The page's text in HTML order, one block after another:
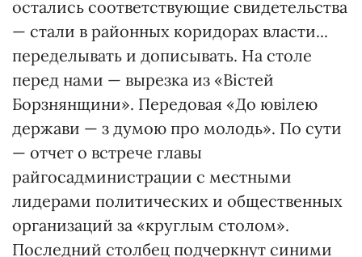
остались соответствующие свидетельства
— стали в районных коридорах власти...
переделывать и дописывать. На столе
перед нами — вырезка из «Вістей
Борзнянщини». Передовая «До ювілею
держави — з думою про молодь». По сути
— отчет о встрече главы
райгосадминистрации с местными
лидерами политических и общественных
организаций за «круглым столом».
Последний столбец подчеркнут синими